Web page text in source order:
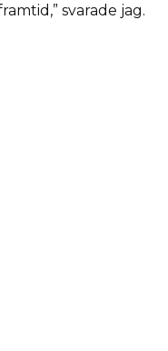
svarade jag.